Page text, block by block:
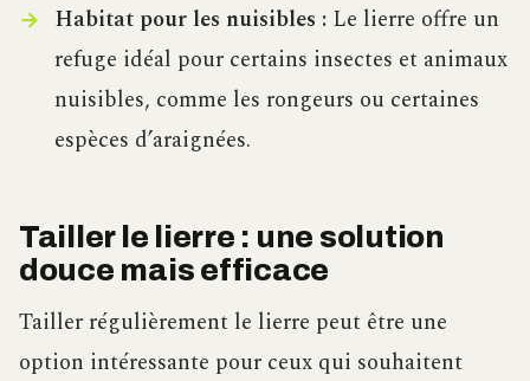
Habitat pour les nuisibles :Le lierre offre un
refuge idéal pour certains insectes et animaux
nuisibles, comme les rongeurs ou certaines
espèces d’araignées.
Tailler le lierre : une solution
douce mais efficace
Tailler régulièrement le lierre peut être une
option intéressante pour ceux qui souhaitent